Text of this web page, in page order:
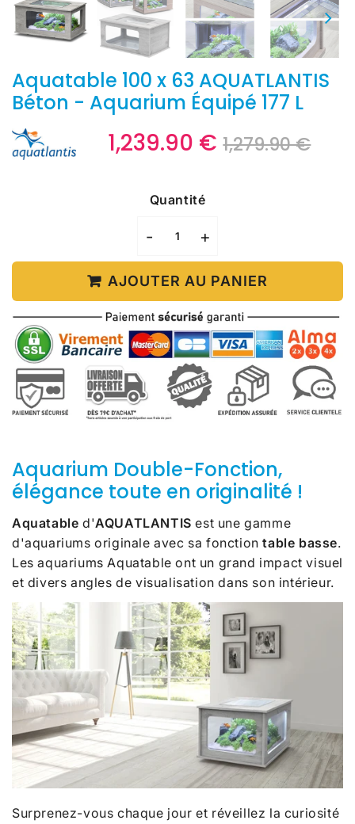
Aquatable 100 x 63 AQUATLANTIS
Béton - Aquarium Équipé 177 L
1,239.90 € 1,279.90 €Prix
Prix
Quantité
- +
AJOUTER AU PANIER
Aquarium Double-Fonction,
élégance toute en originalité !
Aquatable d'AQUATLANTIS est une gamme
d'aquariums originale avec sa fonction table basse.
Les aquariums Aquatable ont un grand impact visuel
et divers angles de visualisation dans son intérieur.
Surprenez-vous chaque jour et réveillez la curiosité